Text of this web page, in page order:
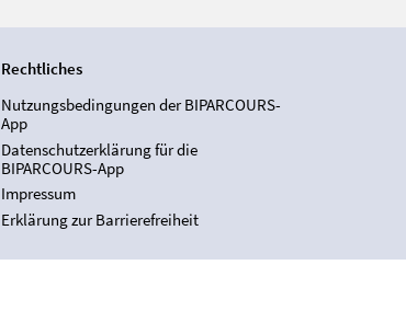
Rechtliches
Nutzungsbedingungen der BIPARCOURS-
App
Datenschutzerklärung für die
BIPARCOURS-App
Impressum
Erklärung zur Barrierefreiheit